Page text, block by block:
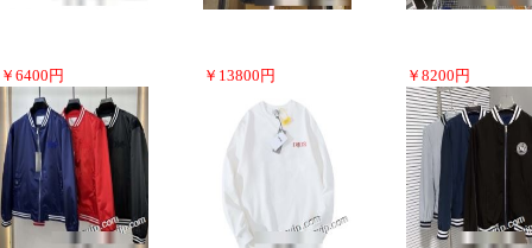
￥ 6400 円 ￥ 13800 円 ￥ 8200 円